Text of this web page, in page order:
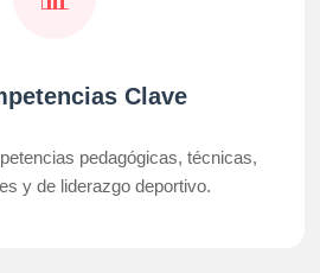
Clave
pedagógicas, técnicas,
y de liderazgo deportivo.